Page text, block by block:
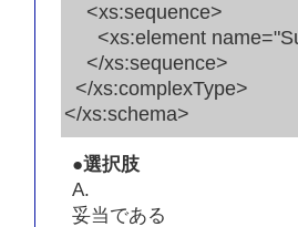
<xs:sequence>
<xs:element
</xs:sequence>
</xs:complexType>
</xs:schema>
●選択肢
A.
妥当である